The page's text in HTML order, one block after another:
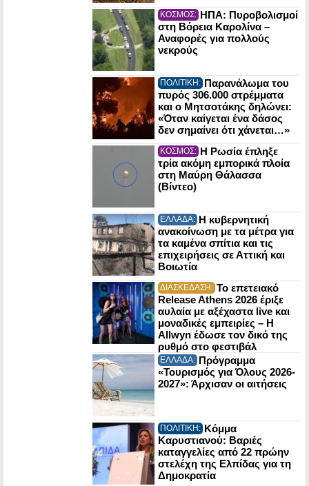
ΚΟΣΜΟΣ: ΗΠΑ: Πυροβολισμοί
στη Βόρεια Καρολίνα –
Αναφορές για πολλούς
νεκρούς
ΠΟΛΙΤΙΚΗ: Παρανάλωμα του
πυρός 306.000 στρέμματα
και ο Μητσοτάκης δηλώνει:
«Όταν καίγεται ένα δάσος
δεν σημαίνει ότι χάνεται…»
ΚΟΣΜΟΣ: Η Ρωσία έπληξε
τρία ακόμη εμπορικά πλοία
στη Μαύρη Θάλασσα
(Βίντεο)
ΕΛΛΑΔΑ: Η κυβερνητική
ανακοίνωση με τα μέτρα για
τα καμένα σπίτια και τις
επιχειρήσεις σε Αττική και
Βοιωτία
ΔΙΑΣΚΕΔΑΣΗ: Το επετειακό
Release Athens 2026 έριξε
αυλαία με αξέχαστα live και
μοναδικές εμπειρίες – Η
Allwyn έδωσε τον δικό της
ρυθμό στο φεστιβάλ
ΕΛΛΑΔΑ: Πρόγραμμα
«Τουρισμός για Όλους 2026-
2027»: Άρχισαν οι αιτήσεις
ΠΟΛΙΤΙΚΗ: Κόμμα
Καρυστιανού: Βαριές
καταγγελίες από 22 πρώην
στελέχη της Ελπίδας για τη
Δημοκρατία